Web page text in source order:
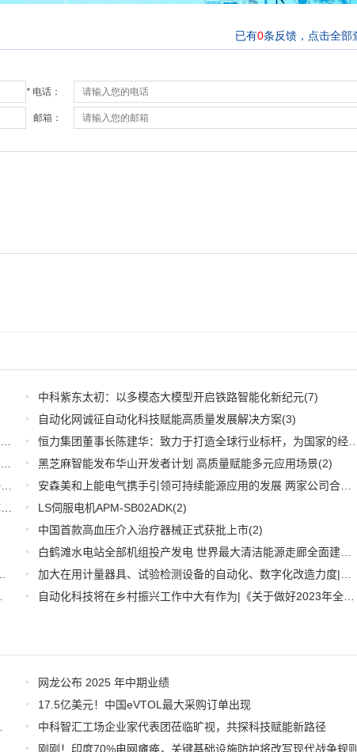
中科紫东太初：以多模态大模型开启铁路智能化新纪元(7)
自动化网诚征自动化科技赋能高质量发展解决方案(3)
恒力集团董事长陈建华：致力于打造全球行业标杆，为国家的经济高质量发展贡献更大力量|上海电气集团党委书记、董事长吴磊来访
(2)
黑芝麻智能发布华山开发者计划 高质量赋能多元应用场景(2)
(2) 安森美和上能电气携手引领可持续能源应用的发展 两家公司合作开发高性能储能和太阳能组串式逆变器方案 以实现可持续的未来
(2)
LS伺服电机APM-SB02ADK(2)
中国首款高血压介入治疗器械正式获批上市(2)
白鹤滩水电站全部机组投产发电 世界最大清洁能源走廊全面建成|将为建设新型能源体系、保障国家能源安全、实现“双碳”目标提供有力支撑
(1)
(1) 自动化科技将在乡村振兴工作中大有作为|《关于做好2023年全面推进乡村振兴重点工作的意见》发布
网龙公布 2025 年中期业绩
17.5亿美元！中国eVTOL最大采购订单出现
中科智汇工场企业家代表团莅临旷视，共探科技赋能新路径
刚刚！印度70%电网瘫痪，关键基础设施防护将改写现代战争规则